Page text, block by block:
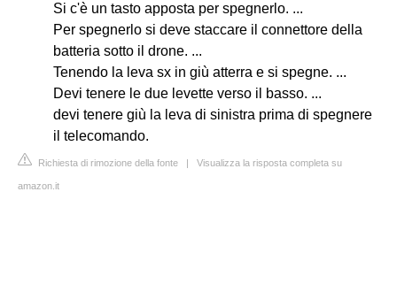
Si c'è un tasto apposta per spegnerlo. ...
Per spegnerlo si deve staccare il connettore della
batteria sotto il drone. ...
Tenendo la leva sx in giù atterra e si spegne. ...
Devi tenere le due levette verso il basso. ...
devi tenere giù la leva di sinistra prima di spegnere
il telecomando.
Richiesta di rimozione della fonte | Visualizza la risposta completa su
amazon.it